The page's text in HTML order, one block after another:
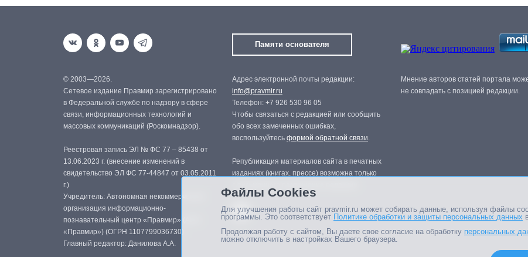
Памяти основателя
© 2003—2026.
Сетевое издание Правмир зарегистрировано
в Федеральной службе по надзору в сфере
связи, информационных технологий и
массовых коммуникаций (Роскомнадзор).
Реестровая запись ЭЛ № ФС 77 – 85438 от
13.06.2023 г. (внесение изменений в
свидетельство ЭЛ ФС 77-44847 от 03.05.2011
г.)
Учредитель: Автономная некоммерческая
организация информационно-
познавательный центр «Правмир» (АНО
«Правмир») (ОГРН 1107799036730)
Главный редактор: Данилова А.А.
Адрес электронной почты редакции:
info@pravmir.ru
Телефон: +7 926 530 96 05
Чтобы связаться с редакцией или сообщить
обо всех замеченных ошибках,
воспользуйтесь формой обратной связи.
Републикация материалов сайта в печатных
изданиях (книгах, прессе) возможна только
Мнение авторов статей портала
не совпадать с позицией редакции.
Файлы Cookies
Для улучшения работы сайт pravmir.ru может собирать данные, используя файлы
программы. Это соответствует Политике обработки и защиты персональных данных
Продолжая работу с сайтом, Вы даете свое согласие на обработку персональных
можно отключить в настройках Вашего браузера.